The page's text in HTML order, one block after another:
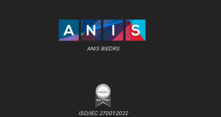
ANIS BIEDRS
ISO/IEC 27001:2022